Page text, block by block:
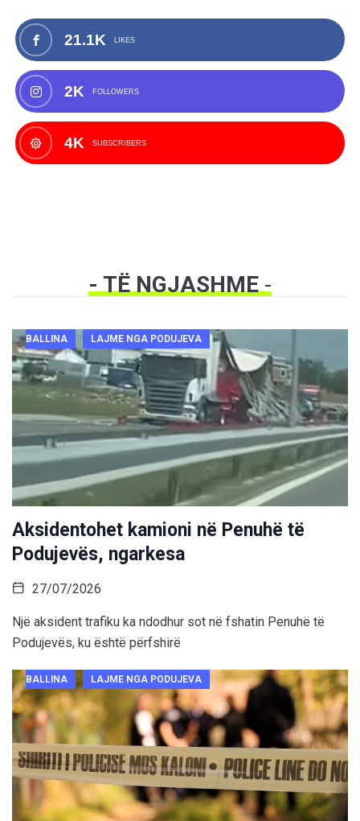
21.1K LIKES
2K FOLLOWERS
4K SUBSCRIBERS
- TË NGJASHME-
BALLINA LAJME NGA PODUJEVA
Aksidentohet kamioni në Penuhë të
Podujevës, ngarkesa
27/07/2026
Një aksident trafiku ka ndodhur sot në fshatin Penuhë të
Podujevës, ku është përfshirë
BALLINA LAJME NGA PODUJEVA